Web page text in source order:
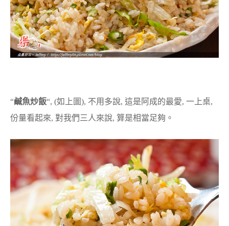
“鹹魚炒飯“, (如上圖), 不用多說, 這是阿成的最愛, 一上桌,
份量看起來, 對我們三人來說, 算是相當足夠。